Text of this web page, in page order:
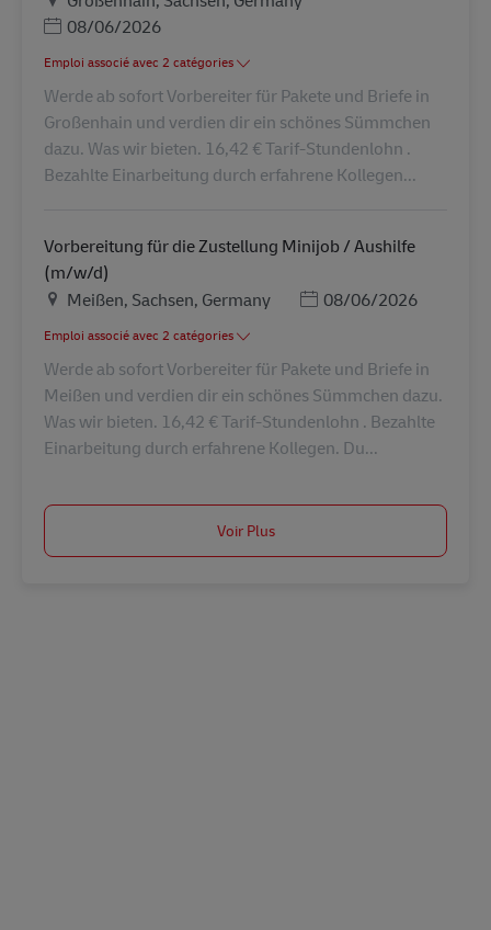
Posted Date
08/06/2026
Emploi associé avec 2 catégories
Werde ab sofort Vorbereiter für Pakete und Briefe in
Großenhain und verdien dir ein schönes Sümmchen
dazu. Was wir bieten. 16,42 € Tarif-Stundenlohn .
Bezahlte Einarbeitung durch erfahrene Kollegen...
Vorbereitung für die Zustellung Minijob / Aushilfe
(m/w/d)
LieuMeißen, Sachsen, Germany Posted Date
08/06/2026
Emploi associé avec 2 catégories
Werde ab sofort Vorbereiter für Pakete und Briefe in
Meißen und verdien dir ein schönes Sümmchen dazu.
Was wir bieten. 16,42 € Tarif-Stundenlohn . Bezahlte
Einarbeitung durch erfahrene Kollegen. Du...
Voir Plus